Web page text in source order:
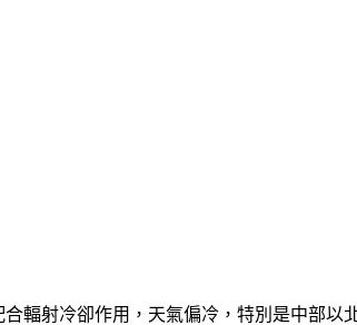
輻射冷卻作用，天氣偏冷，特別是中部以